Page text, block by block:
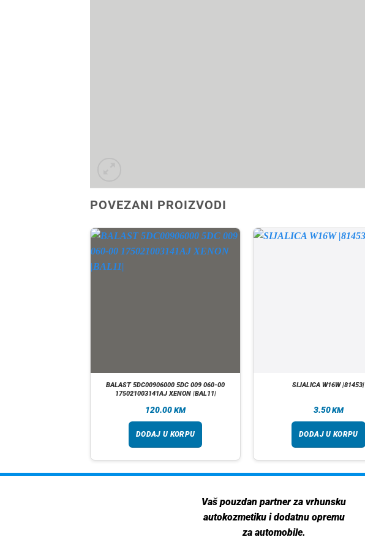
POVEZANI PROIZVODI
BALAST 5DC00906000 5DC 009 060-00
175021003141AJ XENON |BAL11|
120.00 KM
DODAJ U KORPU
SIJALICA W16W |81453|
3.50KM
DODAJ U KORPU
Vaš pouzdan partner za vrhunsku
autokozmetiku i dodatnu opremu
za automobile.